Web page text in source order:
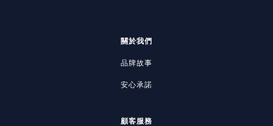
關於我們
品牌故事
安心承諾
顧客服務